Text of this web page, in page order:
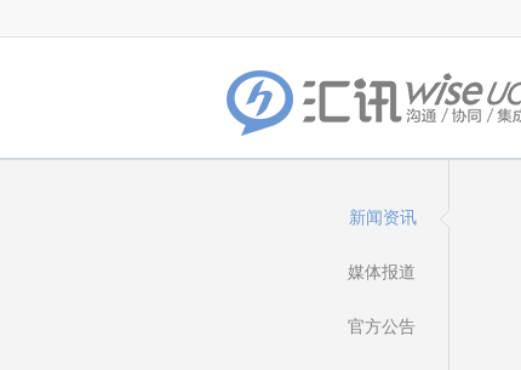
新闻资讯
媒体报道
官方公告